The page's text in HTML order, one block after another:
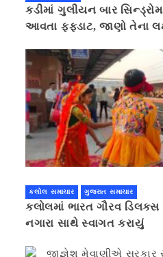
કડીમાં ગુલીયન બાર
આવતા ફફડાટ, જાણો તેના
કલોલ સમાચાર ગુજરાત સમાચાર
કલોલમાં ભારત ગૌરવ
નગારા સાથે સ્વાગત કરાયું